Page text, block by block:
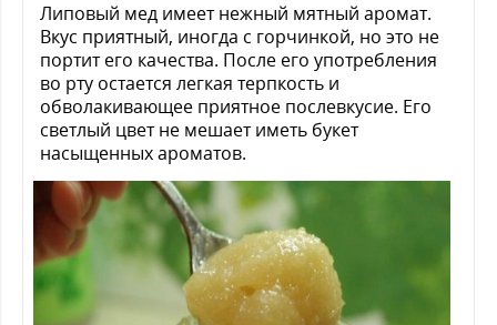
Липовый мед имеет нежный мятный аромат.
Вкус приятный, иногда с горчинкой, но это не
портит его качества. После его употребления
во рту остается легкая терпкость и
обволакивающее приятное послевкусие. Его
светлый цвет не мешает иметь букет
насыщенных ароматов.